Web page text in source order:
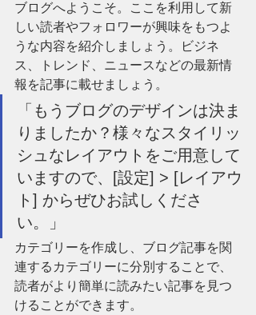
ブログへようこそ。ここを利用して新
しい読者やフォロワーが興味をもつよ
うな内容を紹介しましょう。ビジネ
ス、トレンド、ニュースなどの最新情
報を記事に載せましょう。
「もうブログのデザインは決ま
りましたか？様々なスタイリッ
シュなレイアウトをご用意して
いますので、[設定] > [レイアウ
ト] からぜひお試しくださ
い。」
カテゴリーを作成し、ブログ記事を関
連するカテゴリーに分別することで、
読者がより簡単に読みたい記事を見つ
けることができます。